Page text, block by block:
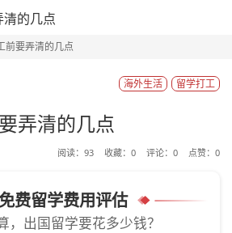
的几点
前要弄清的几点
留学打工
海外生活
弄清的几点
阅读： 93 收藏： 0 评论： 0 点赞： 0
费留学费用评估
，出国留学要花多少钱？